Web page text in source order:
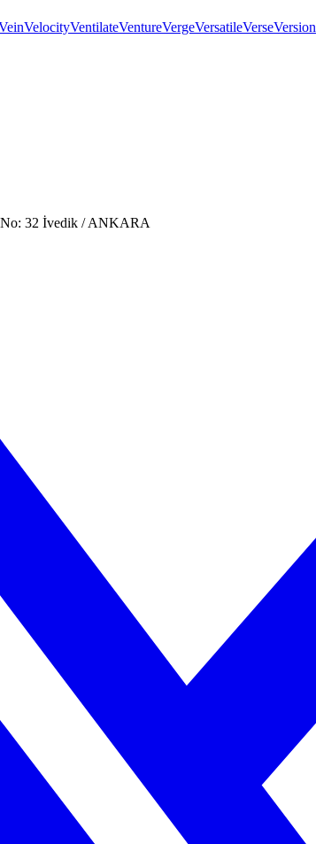
VelocityVentilateVentureVergeVersatileVerseVersion
No: 32 İvedik / ANKARA